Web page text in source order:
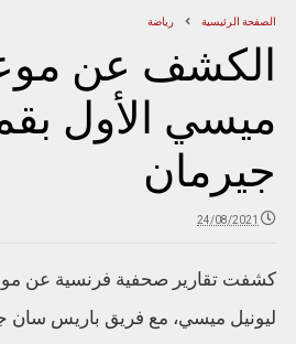
الصفحة الرئيسية رياضة
الكشف عن
ميسي الأول
جيرمان
24/08/2021
كشفت تقارير صحفية فرنسية عن
ليونيل ميسي، مع فريق باريس سان